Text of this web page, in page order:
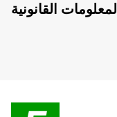
المعلومات القانونية